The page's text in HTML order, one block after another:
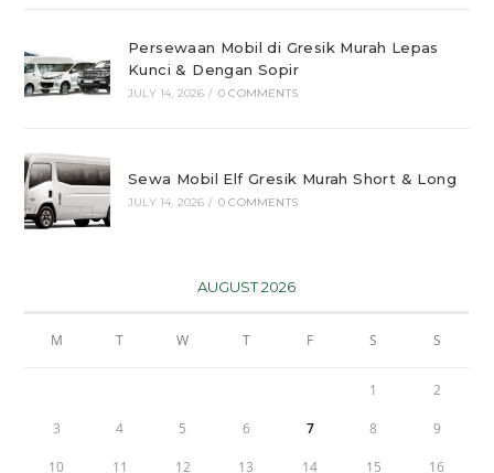
Persewaan Mobil di Gresik Murah Lepas
Kunci & Dengan Sopir
JULY 14, 2026 / 0 COMMENTS
Sewa Mobil Elf Gresik Murah Short & Long
JULY 14, 2026 / 0 COMMENTS
AUGUST 2026
M T W T F S S
1 2
3 4 5 6 7 8 9
10 11 12 13 14 15 16